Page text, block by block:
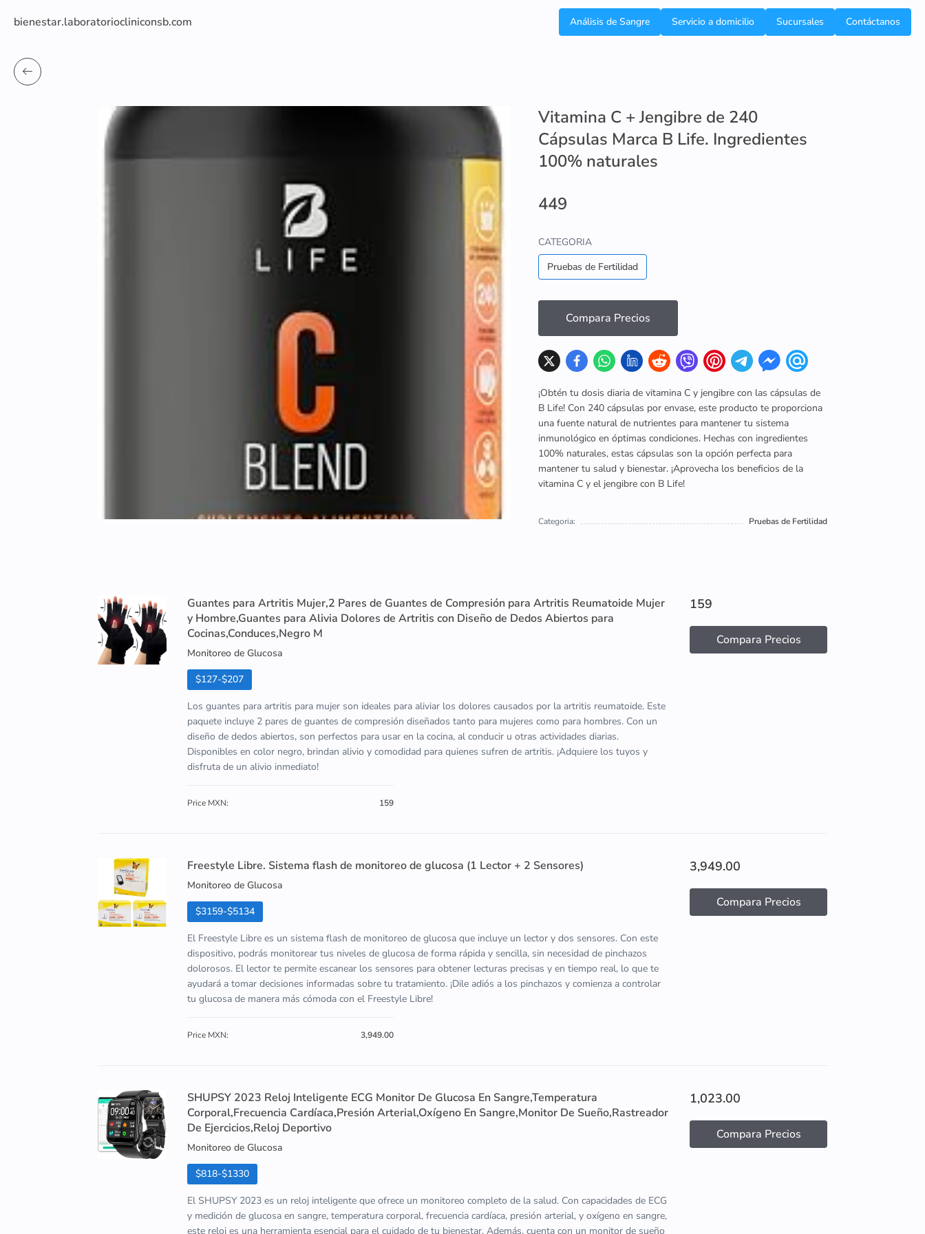
bienestar.laboratoriocliniconsb.com Análisis de Sangre Servicio a domicilio Sucursales Contáctanos
Vitamina C + Jengibre de 240
Cápsulas Marca B Life. Ingredientes
100% naturales
449
CATEGORIA
Pruebas de Fertilidad
Compara Precios
¡Obtén tu dosis diaria de vitamina C y jengibre con las cápsulas de
B Life! Con 240 cápsulas por envase, este producto te proporciona
una fuente natural de nutrientes para mantener tu sistema
inmunológico en óptimas condiciones. Hechas con ingredientes
100% naturales, estas cápsulas son la opción perfecta para
mantener tu salud y bienestar. ¡Aprovecha los beneficios de la
vitamina C y el jengibre con B Life!
Categoria: Pruebas de Fertilidad
Guantes para Artritis Mujer,2 Pares de Guantes de Compresión para Artritis Reumatoide Mujer
y Hombre,Guantes para Alivia Dolores de Artritis con Diseño de Dedos Abiertos para
Cocinas,Conduces,Negro M
Monitoreo de Glucosa
$127-$207
Los guantes para artritis para mujer son ideales para aliviar los dolores causados por la artritis reumatoide. Este
paquete incluye 2 pares de guantes de compresión diseñados tanto para mujeres como para hombres. Con un
diseño de dedos abiertos, son perfectos para usar en la cocina, al conducir u otras actividades diarias.
Disponibles en color negro, brindan alivio y comodidad para quienes sufren de artritis. ¡Adquiere los tuyos y
disfruta de un alivio inmediato!
Price MXN: 159
159
Compara Precios
Freestyle Libre. Sistema flash de monitoreo de glucosa (1 Lector + 2 Sensores)
Monitoreo de Glucosa
$3159-$5134
El Freestyle Libre es un sistema flash de monitoreo de glucosa que incluye un lector y dos sensores. Con este
dispositivo, podrás monitorear tus niveles de glucosa de forma rápida y sencilla, sin necesidad de pinchazos
dolorosos. El lector te permite escanear los sensores para obtener lecturas precisas y en tiempo real, lo que te
ayudará a tomar decisiones informadas sobre tu tratamiento. ¡Dile adiós a los pinchazos y comienza a controlar
tu glucosa de manera más cómoda con el Freestyle Libre!
Price MXN: 3,949.00
3,949.00
Compara Precios
SHUPSY 2023 Reloj Inteligente ECG Monitor De Glucosa En Sangre,Temperatura
Corporal,Frecuencia Cardíaca,Presión Arterial,Oxígeno En Sangre,Monitor De Sueño,Rastreador
De Ejercicios,Reloj Deportivo
Monitoreo de Glucosa
$818-$1330
El SHUPSY 2023 es un reloj inteligente que ofrece un monitoreo completo de la salud. Con capacidades de ECG
y medición de glucosa en sangre, temperatura corporal, frecuencia cardíaca, presión arterial, y oxígeno en sangre,
este reloj es una herramienta esencial para el cuidado de tu bienestar. Además, cuenta con un monitor de sueño
1,023.00
Compara Precios